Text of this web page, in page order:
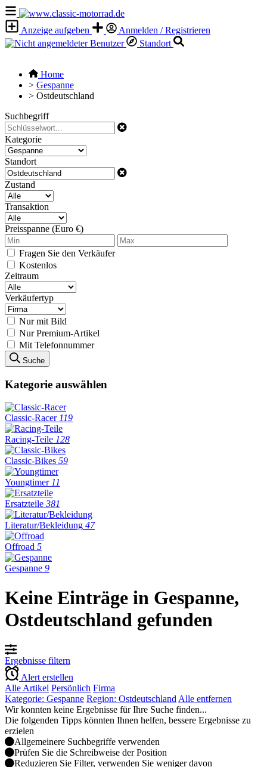
Anzeige aufgeben
Anmelden / Registrieren
Standort
Home
> Gespanne
> Ostdeutschland
Suchbegriff
Kategorie
Standort
Zustand
Transaktion
Preisspanne (Euro €)
Fragen Sie den Verkäufer
Kostenlos
Zeitraum
Verkäufertyp
Nur mit Bild
Nur Premium-Artikel
Mit Telefonnummer
Suche
Kategorie auswählen
Classic-Racer 119
Racing-Teile 128
Classic-Bikes 59
Youngtimer 11
Ersatzteile 381
Literatur/Bekleidung 47
Offroad 5
Gespanne 9
Keine Einträge in Gespanne,
Ostdeutschland gefunden
Ergebnisse filtern
Alert erstellen
Alle Artikel Persönlich Firma
Kategorie: Gespanne Region: Ostdeutschland Alle entfernen
Wir konnten keine Ergebnisse für Ihre Suche finden...
Die folgenden Tipps könnten Ihnen helfen, bessere Ergebnisse zu
erzielen
Allgemeinere Suchbegriffe verwenden
Prüfen Sie die Schreibweise der Position
Reduzieren Sie Filter, verwenden Sie weniger davon